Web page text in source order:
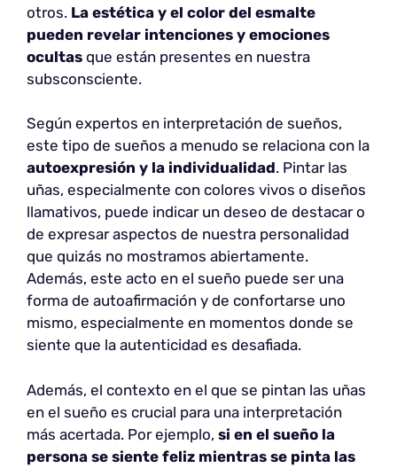
otros. La estética y el color del esmalte
pueden revelar intenciones y emociones
ocultas que están presentes en nuestra
subsconsciente.
Según expertos en interpretación de sueños,
este tipo de sueños a menudo se relaciona con la
autoexpresión y la individualidad. Pintar las
uñas, especialmente con colores vivos o diseños
llamativos, puede indicar un deseo de destacar o
de expresar aspectos de nuestra personalidad
que quizás no mostramos abiertamente.
Además, este acto en el sueño puede ser una
forma de autoafirmación y de confortarse uno
mismo, especialmente en momentos donde se
siente que la autenticidad es desafiada.
Además, el contexto en el que se pintan las uñas
en el sueño es crucial para una interpretación
más acertada. Por ejemplo, si en el sueño la
persona se siente feliz mientras se pinta las